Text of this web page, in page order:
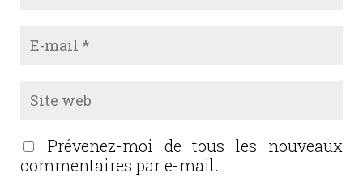
Prévenez-moi de tous les nouveaux
commentaires par e-mail.